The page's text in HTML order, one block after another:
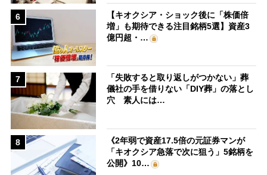
6
【キオクシア・ショック後に「株価倍
増」も期待できる注目銘柄5選】資産3
億円超・…
7
「失敗すると取り返しがつかない」葬
儀社の手を借りない「DIY葬」の落とし
穴 素人には…
8
《2年弱で資産17.5倍の元証券マンが
「キオクシア急落で次に狙う」5銘柄を
公開》10…